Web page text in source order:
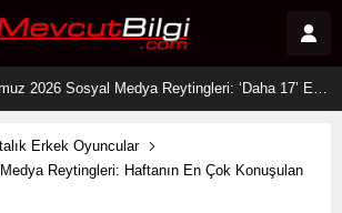
26 Temmuz 2026 Sosyal Medya Reytingleri: ‘Daha 17’ Ekranları ve Dijitali Nasıl Fethetti?
Erkek Oyuncular
Reytingleri: Haftanın En Çok Konuşulan